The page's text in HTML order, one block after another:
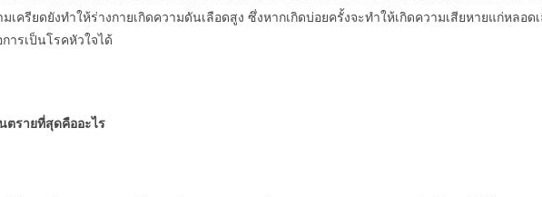
เครียดยังทำให้ร่างกายเกิดความดันเลือดสูง ซึ่งหากเกิดบ่อยครั้งจะทำให้เกิดความเสียหายแก่หลอ
ารเป็นโรคหัวใจได้
ตรายที่สุดคืออะไร